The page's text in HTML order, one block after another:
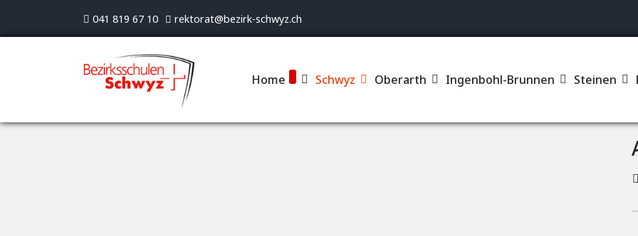
041 819 67 10 rektorat@bezirk-schwyz.ch
Home Schwyz Oberarth Ingenbohl-Brunnen Steinen